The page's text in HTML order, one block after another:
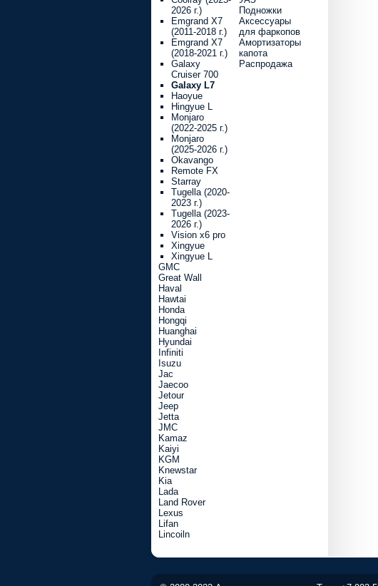
2026 г.)
Emgrand X7
(2011-2018 г.)
Emgrand X7
(2018-2021 г.)
Galaxy
Cruiser 700
Galaxy L7
Haoyue
Hingyue L
Monjaro
(2022-2025 г.)
Monjaro
(2025-2026 г.)
Okavango
Remote FX
Starray
Tugella (2020-
2023 г.)
Tugella (2023-
2026 г.)
Vision x6 pro
Xingyue
Xingyue L
GMC
Great Wall
Haval
Hawtai
Honda
Hongqi
Huanghai
Hyundai
Infiniti
Isuzu
Jac
Jaecoo
Jetour
Jeep
Jetta
JMC
Kamaz
Kaiyi
KGM
Knewstar
Kia
Lada
Land Rover
Lexus
Lifan
Lincoiln
Подножки
Аксессуары
для фаркопов
Амортизаторы
капота
Распродажа